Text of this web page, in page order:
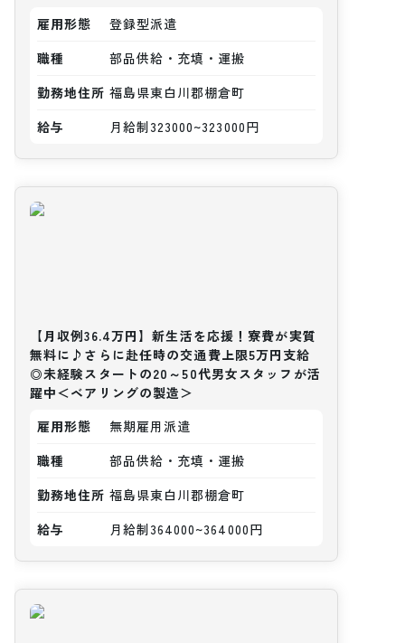
雇用形態
登録型派遣
職種
部品供給・充填・運搬
勤務地住所 福島県東白川郡棚倉町
給与
月給制323000~323000円
【月収例36.4万円】新生活を応援！寮費が実質
無料に♪さらに赴任時の交通費上限5万円支給
◎未経験スタートの20～50代男女スタッフが活
躍中＜ベアリングの製造＞
雇用形態
無期雇用派遣
職種
部品供給・充填・運搬
勤務地住所 福島県東白川郡棚倉町
給与
月給制364000~364000円